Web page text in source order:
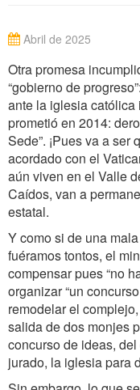
Abril de 2025
Otra promesa
“gobierno de
ante la iglesia
prometió en 2014:
Sede”. ¡Pues va a
acordado con el
aún viven en el Valle
Caídos, van a
estatal.
Y como si de una
fuéramos tontos, el
compensar pues “no
organizar “un
remodelar el
salida de dos monjes
concurso de ideas,
jurado, la iglesia para